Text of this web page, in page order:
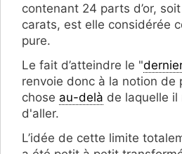
contenant 24 parts d’or,
carats, est elle considérée
pure.
Le fait d’atteindre le "
renvoie donc à la notion de
chose au-delà de laquelle
d'aller.
L’idée de cette limite